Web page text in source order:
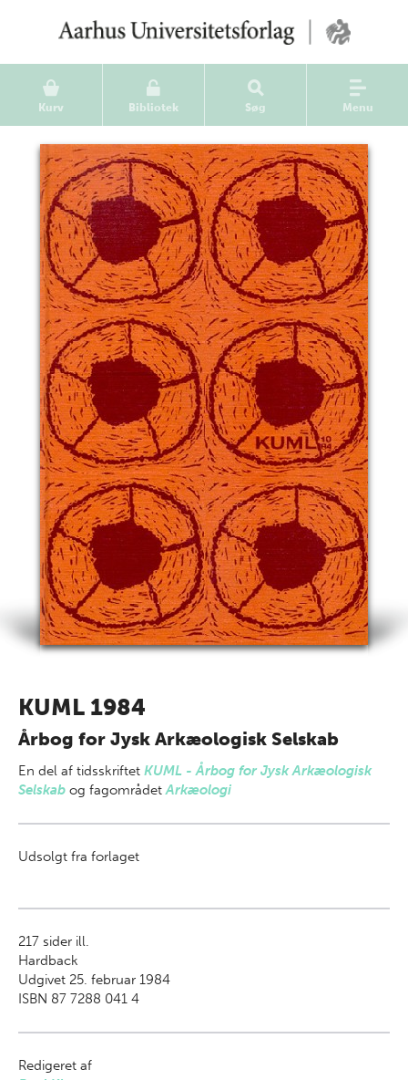
Kurv Bibliotek Søg Menu
KUML 1984
Årbog for Jysk Arkæologisk Selskab
En del af tidsskriftet KUML - Årbog for Jysk Arkæologisk
Selskab og fagområdetArkæologi
Udsolgt fra forlaget
217 sider ill.
Hardback
Udgivet 25. februar 1984
ISBN 87 7288 041 4
Redigeret af